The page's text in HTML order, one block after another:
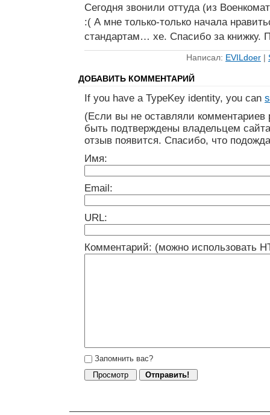
Сегодня звонили оттуда (из
:( А мне только-только начала
стандартам… хе. Спасибо за
Написал: EVILdoer |
ДОБАВИТЬ КОММЕНТАРИЙ
If you have a TypeKey identity, you can
(Если вы не оставляли
быть подтверждены владельцем
отзыв появится. Спасибо, что
Имя:
Email:
URL:
Комментарий: (можно использовать
Запомнить вас?